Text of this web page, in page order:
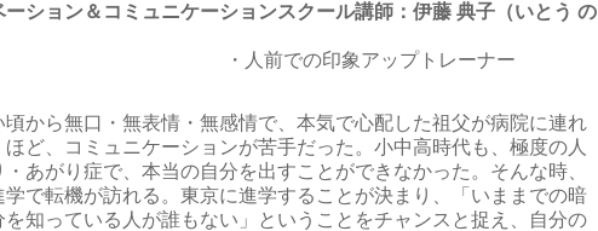
ーション＆コミュニケーションスクール講師：伊藤 典子（いとう の
・人前での印象アップトレーナー
頃から無口・無表情・無感情で、本気で心配した祖父が病院に連れ
ほど、コミュニケーションが苦手だった。小中高時代も、極度の人
・あがり症で、本当の自分を出すことができなかった。そんな時、
学で転機が訪れる。東京に進学することが決まり、「いままでの暗
を知っている人が誰もない」ということをチャンスと捉え、自分の